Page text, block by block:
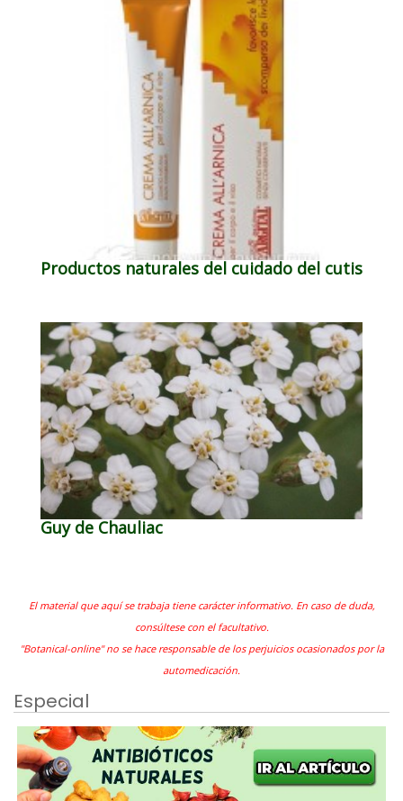
Productos naturales del cuidado del cutis
Guy de Chauliac
El material que aquí se trabaja tiene carácter informativo. En caso de duda,
consúltese con el facultativo.
"Botanical-online" no se hace responsable de los perjuicios ocasionados por la
automedicación.
Especial